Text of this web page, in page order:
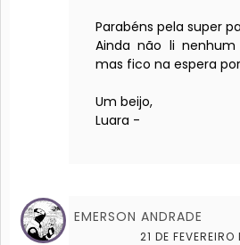
Parabéns pela super
Ainda não li
mas fico na espera
Um beijo,
Luara -
EMERSON ANDRADE
21 DE